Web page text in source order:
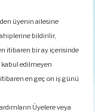
üyenin ailesine
bildirilir,
itibaren bir ay içerisinde
kabul edilmeyen
en geç on iş günü
Üyelere veya